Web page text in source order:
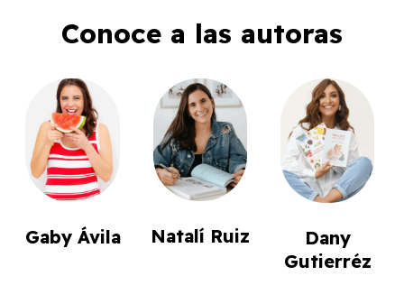
Conoce a las autoras
Gaby Ávila Natalí Ruiz
Dany
Gutierréz